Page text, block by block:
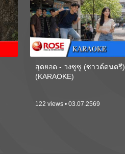
สุดยอด - วงซูซู (ซาวด์ดนตรี)
(KARAOKE)
122 views • 03.07.2569